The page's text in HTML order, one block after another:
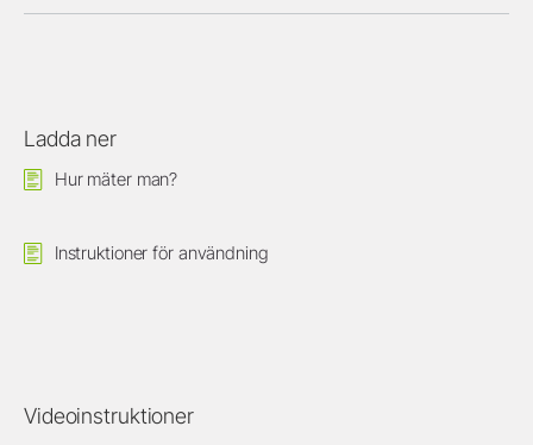
Ladda ner
Hur mäter man?
Instruktioner för användning
Videoinstruktioner